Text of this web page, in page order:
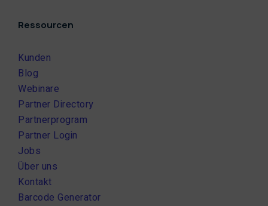
Ressourcen
Kunden
Blog
Webinare
Partner Directory
Partnerprogram
Partner Login
Jobs
Über uns
Kontakt
Barcode Generator